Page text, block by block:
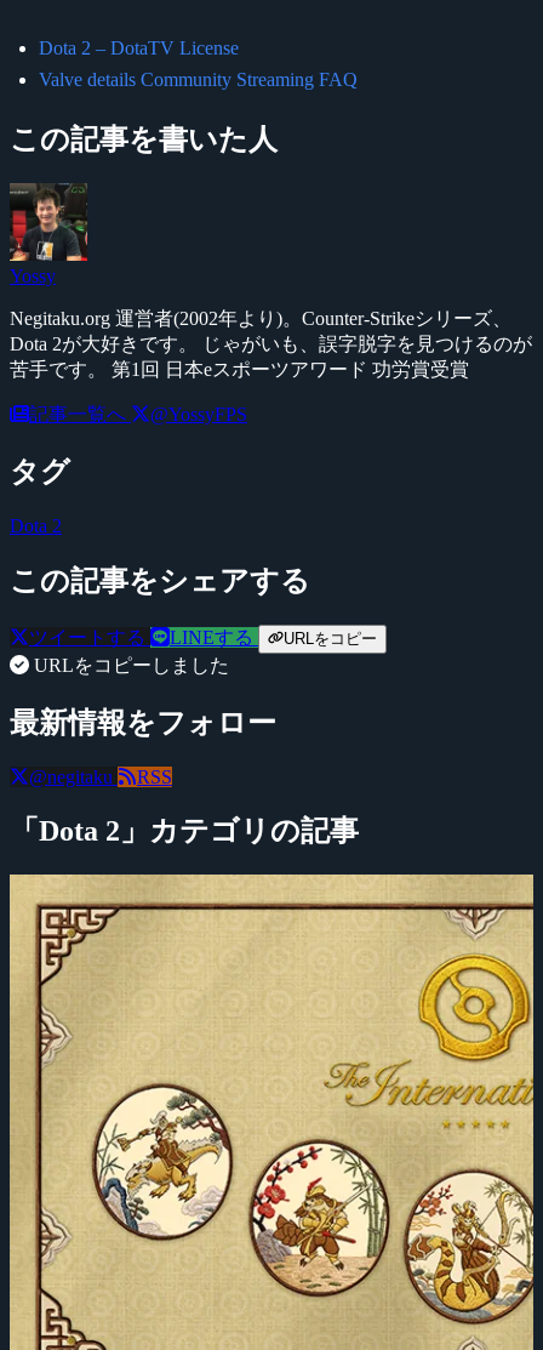
Dota 2 – DotaTV License
Valve details Community Streaming FAQ
この記事を書いた人
Yossy
Negitaku.org 運営者(2002年より)。Counter-Strikeシリーズ、
Dota 2が大好きです。 じゃがいも、誤字脱字を見つけるのが
苦手です。 第1回 日本eスポーツアワード 功労賞受賞
記事一覧へ @YossyFPS
タグ
Dota 2
この記事をシェアする
ツイートする LINEする URLをコピー
URLをコピーしました
最新情報をフォロー
@negitaku RSS
「Dota 2」カテゴリの記事